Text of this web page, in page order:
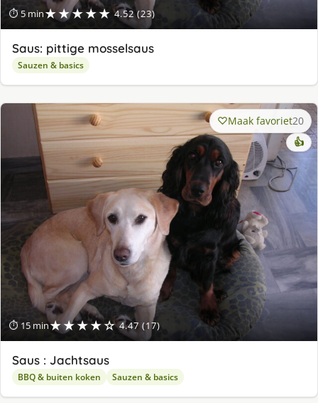
⏱ 5 min★★★★★ 4.52 (23)
Saus: pittige mosselsaus
Sauzen & basics
⏱ 15 min★★★★☆ 4.47 (17)
Maak favoriet20
👍
Saus : Jachtsaus
BBQ & buiten koken Sauzen & basics